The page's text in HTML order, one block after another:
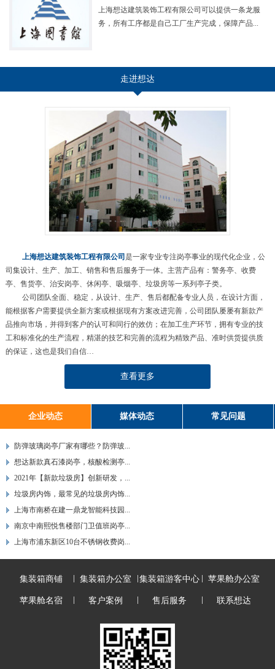
上海想达建筑装饰工程有限公司可以提供一条龙服
务，所有工序都是自己工厂生产完成，保障产品...
走进想达
上海想达建筑装饰工程有限公司是一家专业专注岗亭事业的现代化企业，公
司集设计、生产、加工、销售和售后服务于一体。主营产品有：警务亭、收费
亭、售货亭、治安岗亭、休闲亭、吸烟亭、垃圾房等一系列亭子类。
公司团队全面、稳定，从设计、生产、售后都配备专业人员，在设计方面，
能根据客户需要提供全新方案或根据现有方案改进完善，公司团队屡屡有新款产
品推向市场，并得到客户的认可和同行的效仿；在加工生产环节，拥有专业的技
工和标准化的生产流程，精湛的技艺和完善的流程为精致产品、准时供货提供质
的保证，这也是我们自信…
查看更多
企业动态 媒体动态 常见问题
防弹玻璃岗亭厂家有哪些？防弹玻...
想达新款真石漆岗亭，核酸检测亭...
2021年【新款垃圾房】创新研发，...
垃圾房内饰，最常见的垃圾房内饰...
上海市南桥在建一鼎龙智能科技园...
南京中南熙悦售楼部门卫值班岗亭...
上海市浦东新区10台不锈钢收费岗...
集装箱商铺 集装箱办公室 集装箱游客中心 苹果舱办公室
苹果舱名宿 客户案例 售后服务 联系想达